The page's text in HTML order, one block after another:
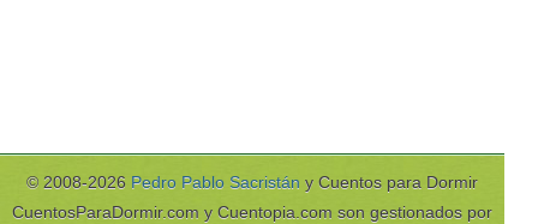
© 2008-2026 Pedro Pablo Sacristán y Cuentos para Dormir
CuentosParaDormir.com y Cuentopia.com son gestionados por